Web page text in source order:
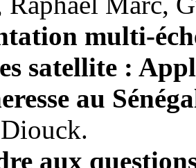
multi-
satellite :
au
aux